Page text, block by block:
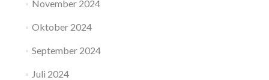
November 2024
Oktober 2024
September 2024
Juli 2024